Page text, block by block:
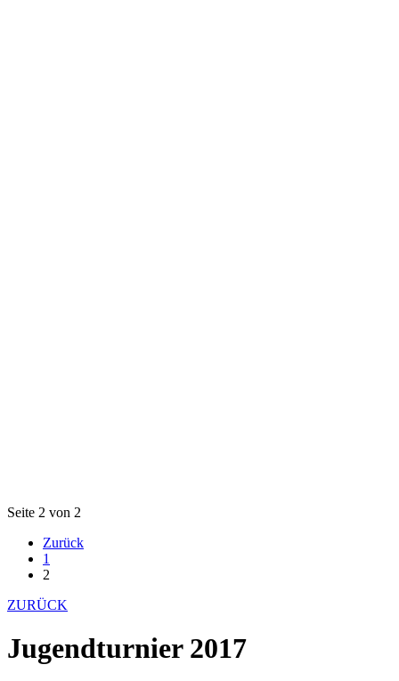
Seite 2 von 2
Zurück
1
2
ZURÜCK
Jugendturnier 2017